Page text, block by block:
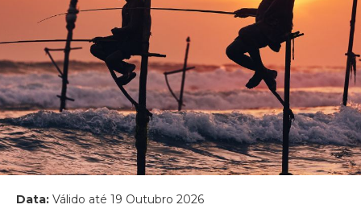
Data: Válido até 19 Outubro 2026